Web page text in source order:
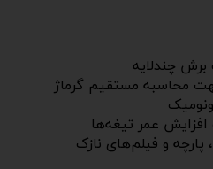
برش چندلایه
عمر تیغه‌ها
پارچه و فیلم‌های نازک